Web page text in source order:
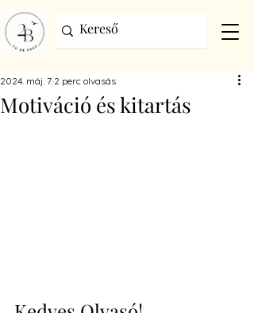
Motiváció és kitartás
2024. máj. 7. 2 perc olvasás